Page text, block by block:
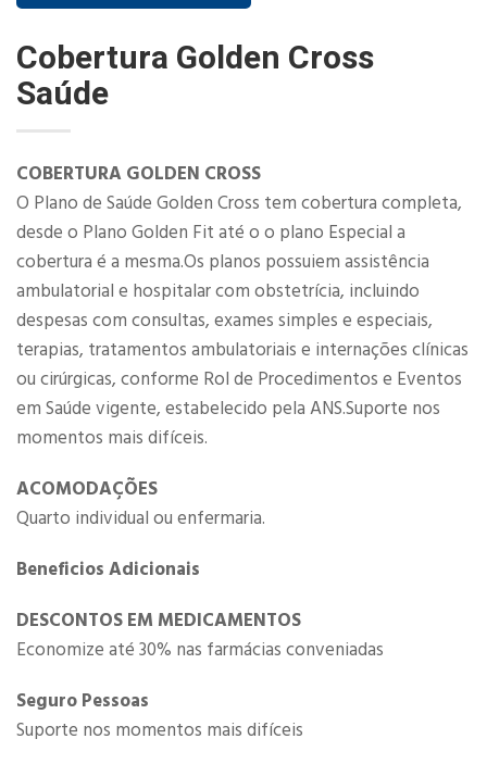
Cobertura Golden Cross
Saúde
COBERTURA GOLDEN CROSS
O Plano de Saúde Golden Cross tem cobertura completa,
desde o Plano Golden Fit até o o plano Especial a
cobertura é a mesma.Os planos possuiem assistência
ambulatorial e hospitalar com obstetrícia, incluindo
despesas com consultas, exames simples e especiais,
terapias, tratamentos ambulatoriais e internações clínicas
ou cirúrgicas, conforme Rol de Procedimentos e Eventos
em Saúde vigente, estabelecido pela ANS.Suporte nos
momentos mais difíceis.​
ACOMODAÇÕES
Quarto individual ou enfermaria.
Beneficios Adicionais
DESCONTOS ​EM MEDICAMENTOS
Economize até 30% nas farmácias conveniadas
Seguro Pessoas
Suporte nos momentos mais difíceis​